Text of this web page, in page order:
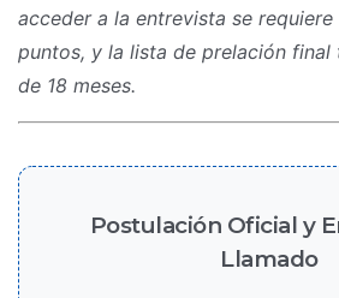
acceder a la entrevista se
puntos, y la lista de prelación final
de 18 meses.
Postulación Oficial y
Llamado